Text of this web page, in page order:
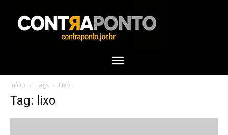
Início Tags Lixo
Tag: lixo